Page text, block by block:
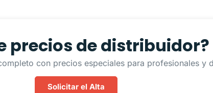
precios de distribuidor?
con precios especiales para profesionales y
Solicitar el Alta